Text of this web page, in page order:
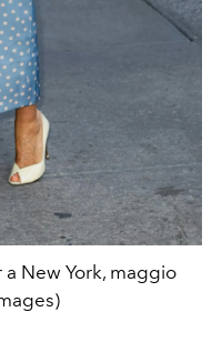
a New York, maggio